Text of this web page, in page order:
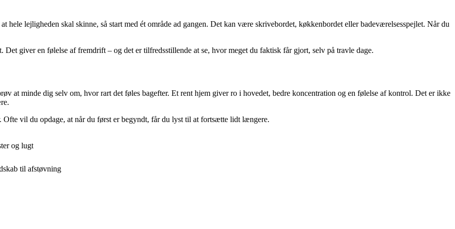
hele lejligheden skal skinne, så start med ét område ad gangen. Det kan være skrivebordet, køkkenbordet eller badeværelsesspejlet. Når du
giver en følelse af fremdrift – og det er tilfredsstillende at se, hvor meget du faktisk får gjort, selv på travle dage.
at minde dig selv om, hvor rart det føles bagefter. Et rent hjem giver ro i hovedet, bedre koncentration og en følelse af kontrol. Det er ikke
vil du opdage, at når du først er begyndt, får du lyst til at fortsætte lidt længere.
og lugt
til afstøvning